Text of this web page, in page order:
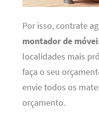
Por isso, contrate
montador de
localidades mais
faça o seu
envie todos os
orçamento.